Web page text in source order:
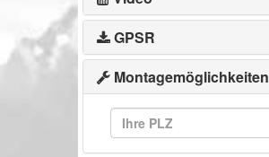
GPSR
Montagemöglichkeiten